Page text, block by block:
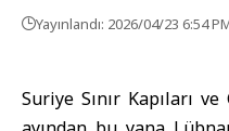
Yayınlandı: 2026/04/23 6:54
Suriye Sınır Kapıları